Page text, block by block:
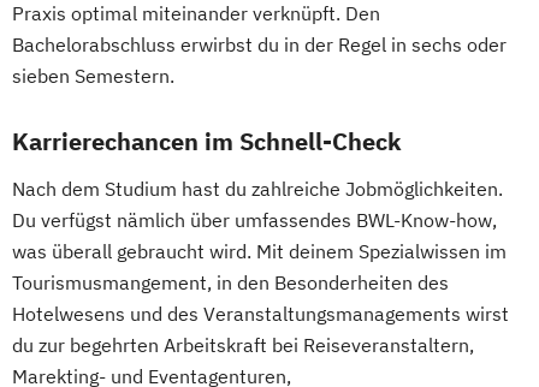
Praxis optimal miteinander verknüpft. Den
Bachelorabschluss erwirbst du in der Regel in sechs oder
sieben Semestern.
Karrierechancen im Schnell-Check
Nach dem Studium hast du zahlreiche Jobmöglichkeiten.
Du verfügst nämlich über umfassendes BWL-Know-how,
was überall gebraucht wird. Mit deinem Spezialwissen im
Tourismusmangement, in den Besonderheiten des
Hotelwesens und des Veranstaltungsmanagements wirst
du zur begehrten Arbeitskraft bei Reiseveranstaltern,
Marekting- und Eventagenturen,